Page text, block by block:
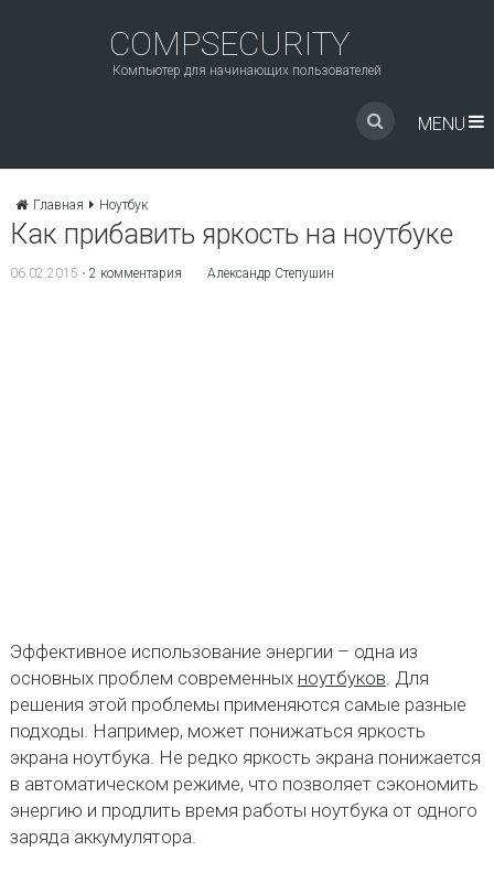
COMPSECURITY
Компьютер для начинающих пользователей
MENU
Главная Ноутбук
Как прибавить яркость на ноутбуке
06.02.2015 • 2 комментария Александр Степушин
Эффективное использование энергии – одна из
основных проблем современных ноутбуков. Для
решения этой проблемы применяются самые разные
подходы. Например, может понижаться яркость
экрана ноутбука. Не редко яркость экрана понижается
в автоматическом режиме, что позволяет сэкономить
энергию и продлить время работы ноутбука от одного
заряда аккумулятора.